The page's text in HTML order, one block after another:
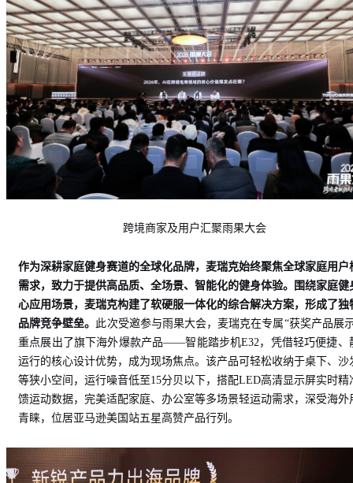
跨境商家及用户汇聚雨果大会
作为深耕家庭健身赛道的全球化品牌，麦瑞克始终聚焦全球家庭用户
需求，致力于提供高品质、全场景、智能化的健身体验。围绕家庭健
心应用场景，麦瑞克构建了软硬服一体化的综合解决方案，形成了独
品牌竞争壁垒。 此次受邀参与雨果大会，麦瑞克在专属“获奖产品展
重点展出了旗下海外爆款产品——智能踏步机E32，凭借轻巧便捷、
运行的核心设计优势，成为现场焦点。该产品可轻松收纳于桌下、沙
等狭小空间，运行噪音低至15分贝以下，搭配LED高清显示屏实时精
馈运动数据，完美适配家庭、办公室等多场景轻运动需求，深受海外
青睐，位居亚马逊美国站五星高赞产品行列。